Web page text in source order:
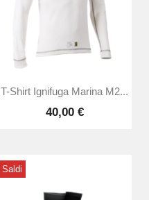
T-Shirt Ignifuga Marina M2...
40,00 €
Saldi